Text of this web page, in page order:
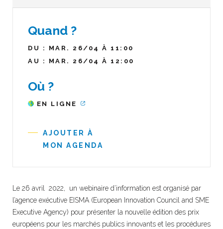
Quand ?
DU : MAR. 26/04 À 11:00
AU : MAR. 26/04 À 12:00
Où ?
EN LIGNE
AJOUTER À
MON AGENDA
Le 26 avril 2022, un webinaire d’information est organisé par
l’agence exécutive EISMA (European Innovation Council and SME
Executive Agency) pour présenter la nouvelle édition des prix
européens pour les marchés publics innovants et les procédures